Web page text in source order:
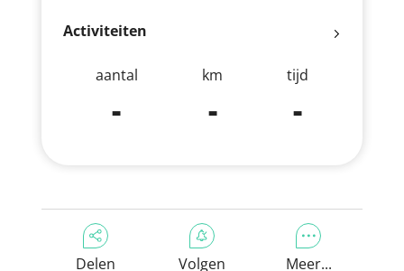
Activiteiten
aantal
-
km
-
tijd
-
Delen Volgen Meer...